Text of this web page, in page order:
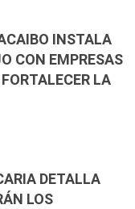
INSTALA
CON EMPRESAS
LA
DETALLA
LOS